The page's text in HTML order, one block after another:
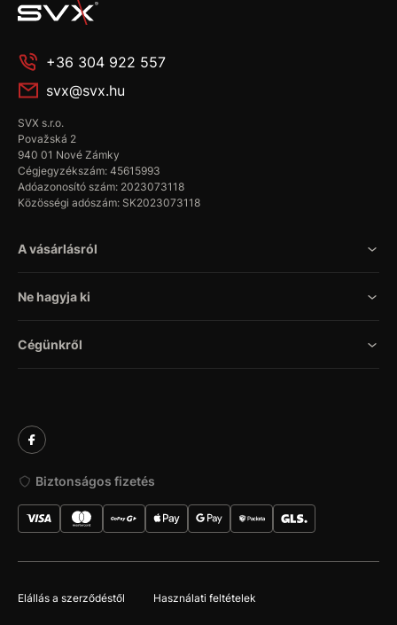
+36 304 922 557
svx@svx.hu
SVX s.r.o.
Považská 2
940 01 Nové Zámky
Cégjegyzékszám: 45615993
Adóazonosító szám: 2023073118
Közösségi adószám: SK2023073118
A vásárlásról
Ne hagyja ki
Cégünkről
Biztonságos fizetés
Elállás a szerződéstől Használati feltételek